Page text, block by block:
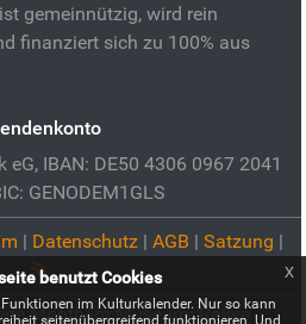
gemeinnützig, wird rein
finanziert sich zu 100% aus
IBAN: DE50 4306 0967 2041
GENODEM1GLS
| Datenschutz| AGB | Satzung |
Month im Museum: Rallye
benutzt Cookies
im Kulturkalender. Nur so kann
seitenübergreifend funktionieren. Und
x